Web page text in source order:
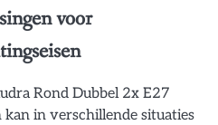
voor
Rond Dubbel 2x E27
in verschillende situaties